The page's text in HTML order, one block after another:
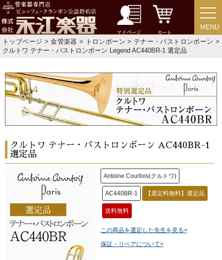
マイページ カート
MENU
MENU
トップページ >金管楽器 > トロンボーン > テナー・バストロンボーン >
クルトワ テナー・バストロンボーン Legend AC440BR-1 選定品
クルトワ テナー・バストロンボーン AC440BR-1
選定品
Antoine Courtois(クルトワ)
AC440BR-1 【選定料無料】選定品
送料無料
この商品を選定した先生を見る>
保証・リペアについて>